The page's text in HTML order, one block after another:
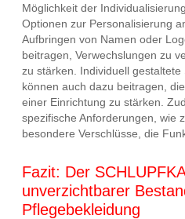
Möglichkeit der
Optionen zur Personalisierung
Aufbringen von Namen oder
beitragen, Verwechslungen zu
zu stärken. Individuell gestaltete
können auch dazu beitragen,
einer Einrichtung zu stärken.
spezifische Anforderungen, wie
besondere Verschlüsse, die
Fazit: Der
unverzichtbarer
Pflegebekleidung